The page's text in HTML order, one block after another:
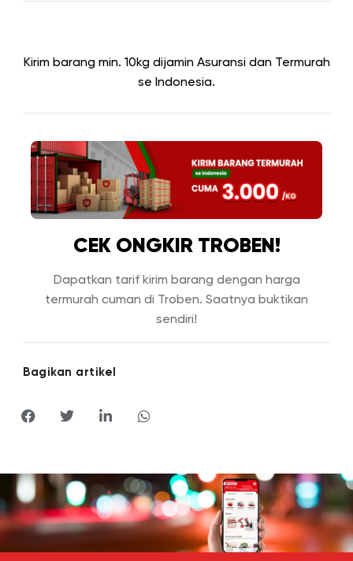
Kirim barang min. 10kg dijamin Asuransi dan Termurah
se Indonesia.
CEK ONGKIR TROBEN!
Dapatkan tarif kirim barang dengan harga
termurah cuman di Troben. Saatnya buktikan
sendiri!
Bagikan artikel